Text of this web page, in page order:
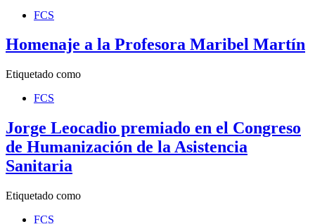
FCS
Homenaje a la Profesora Maribel Martín
Etiquetado como
FCS
Jorge Leocadio premiado en el Congreso
de Humanización de la Asistencia
Sanitaria
Etiquetado como
FCS